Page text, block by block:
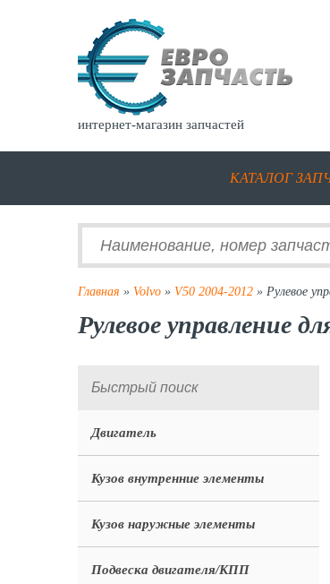
интернет-магазин запчастей
КАТАЛОГ
Главная » Volvo » V50 2004-2012 » Рулевое
Рулевое управление
Двигатель
Кузов внутренние элементы
Кузов наружные элементы
Подвеска двигателя/КПП